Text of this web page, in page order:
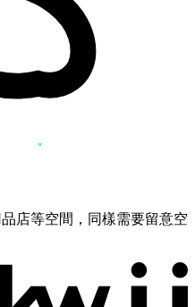
店等空間，同樣需要留意空